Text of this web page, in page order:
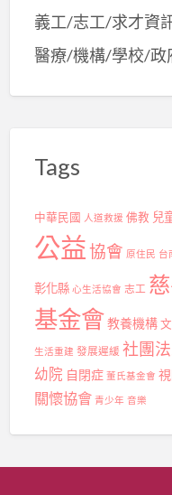
義工/志工/求才資
醫療/機構/學校/政
Tags
中華民國 人道救援 佛教 兒
公益協會 原住民 台
彰化縣 心生活協會 志工
基金會教養機構
生活重建 發展遲緩 社團
幼院 自閉症 董氏基金會
關懷協會 青少年 音樂